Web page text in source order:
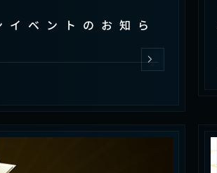
ベントのお知ら